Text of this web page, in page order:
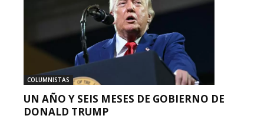
COLUMNISTAS
UN AÑO Y SEIS MESES DE GOBIERNO DE
DONALD TRUMP